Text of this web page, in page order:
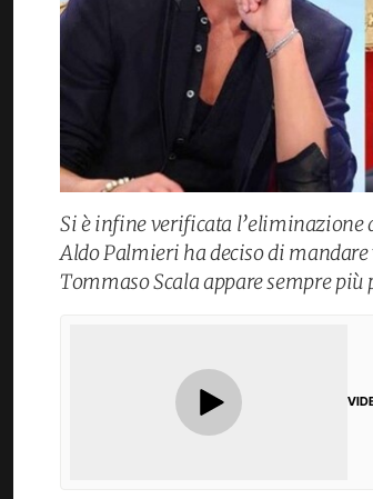
Si è infine verificata l’eliminazione
Aldo Palmieri ha deciso di
Tommaso Scala appare sempre più